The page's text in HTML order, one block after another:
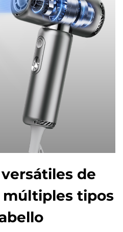
de
múltiples tipos